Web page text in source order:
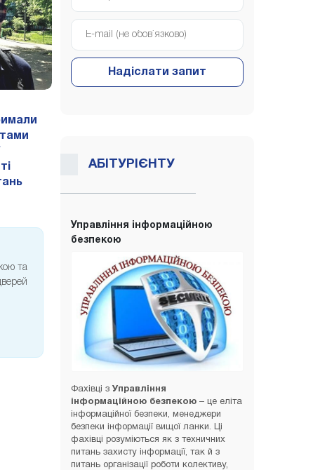
та
Надіслати запит
АБІТУРІЄНТУ
Управління інформаційною
безпекою
Фахівці з Управління
інформаційною безпекою – це еліта
інформаційної безпеки, менеджери
безпеки інформації вищої ланки. Ці
фахівці розуміються як з техничних
питань захисту інформації, так й з
питань організації роботи колективу,